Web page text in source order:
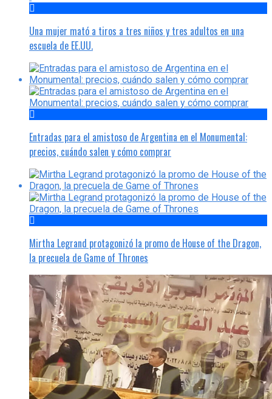
Una mujer mató a tiros a tres niños y tres adultos en una
escuela de EE.UU.
Entradas para el amistoso de Argentina en el Monumental:
precios, cuándo salen y cómo comprar
Mirtha Legrand protagonizó la promo de House of the Dragon,
la precuela de Game of Thrones